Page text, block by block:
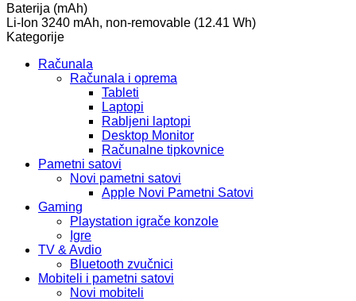
Baterija (mAh)
Li-Ion 3240 mAh, non-removable (12.41 Wh)
Kategorije
Računala
Računala i oprema
Tableti
Laptopi
Rabljeni laptopi
Desktop Monitor
Računalne tipkovnice
Pametni satovi
Novi pametni satovi
Apple Novi Pametni Satovi
Gaming
Playstation igrače konzole
Igre
TV & Avdio
Bluetooth zvučnici
Mobiteli i pametni satovi
Novi mobiteli